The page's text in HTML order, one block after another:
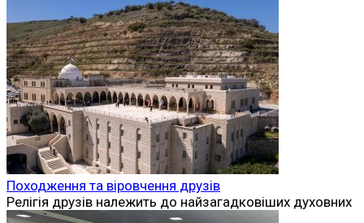
Походження та віровчення друзів
Релігія друзів належить до найзагадковіших духовних